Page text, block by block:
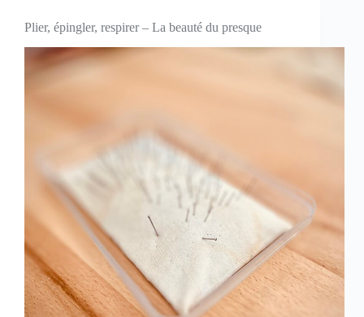
Plier, épingler, respirer – La beauté du presque